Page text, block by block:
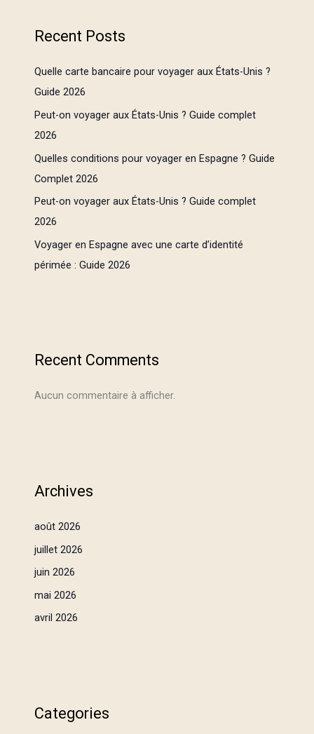
Recent Posts
Quelle carte bancaire pour voyager aux États-Unis ?
Guide 2026
Peut-on voyager aux États-Unis ? Guide complet
2026
Quelles conditions pour voyager en Espagne ? Guide
Complet 2026
Peut-on voyager aux États-Unis ? Guide complet
2026
Voyager en Espagne avec une carte d’identité
périmée : Guide 2026
Recent Comments
Aucun commentaire à afficher.
Archives
août 2026
juillet 2026
juin 2026
mai 2026
avril 2026
Categories